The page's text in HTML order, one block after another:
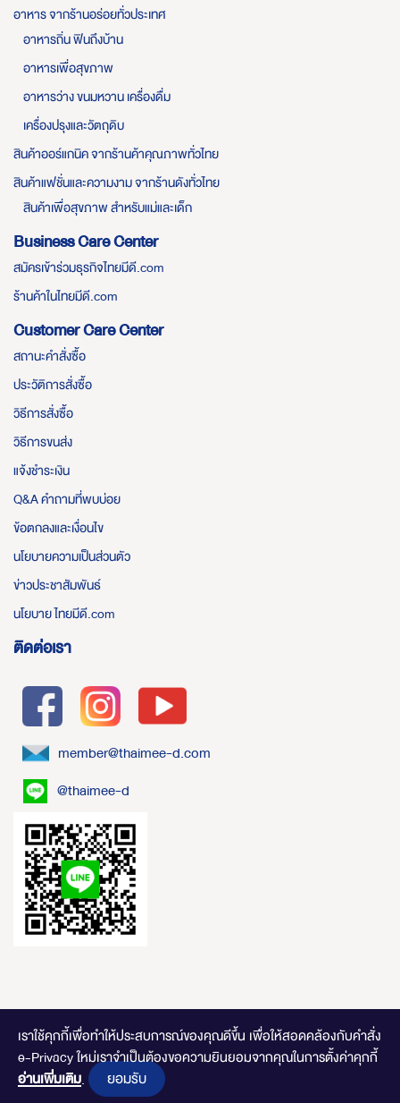
เราใช้คุกกี้เพื่อทำให้ประสบการณ์ของคุณดีขึ้น เพื่อให้สอดคล้องกับคำสั่ง
e-Privacy ใหม่เราจำเป็นต้องขอความยินยอมจากคุณในการตั้งค่าคุกกี้
อ่านเพิ่มเติม. ยอมรับ
อาหาร จากร้านอร่อยทั่วประเทศ
อาหารถิ่น ฟินถึงบ้าน
อาหารเพื่อสุขภาพ
อาหารว่าง ขนมหวาน เครื่องดื่ม
เครื่องปรุงและวัตถุดิบ
สินค้าออร์แกนิค จากร้านค้าคุณภาพทั่วไทย
สินค้าแฟชั่นและความงาม จากร้านดังทั่วไทย
สินค้าเพื่อสุขภาพ สำหรับแม่และเด็ก
Business Care Center
สมัครเข้าร่วมธุรกิจไทยมีดี.com
ร้านค้าในไทยมีดี.com
Customer Care Center
สถานะคำสั่งซื้อ
ประวัติการสั่งซื้อ
วิธีการสั่งซื้อ
วิธีการขนส่ง
แจ้งชำระเงิน
Q&A คำถามที่พบบ่อย
ข้อตกลงและเงื่อนไข
นโยบายความเป็นส่วนตัว
ข่าวประชาสัมพันธ์
นโยบาย ไทยมีดี.com
ติดต่อเรา
member@thaimee-d.com
@thaimee-d
ไทยมีดี.com © 2020 Online Store. All Rights Reserved. DESIGNED BYCLICK